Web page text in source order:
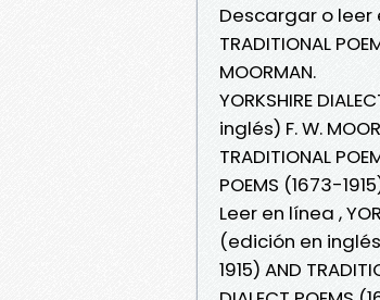
Descargar o leer
TRADITIONAL
MOORMAN.
YORKSHIRE
inglés) F. W.
TRADITIONAL
POEMS (1673-
Leer en línea ,
(edición en inglés)
1915) AND